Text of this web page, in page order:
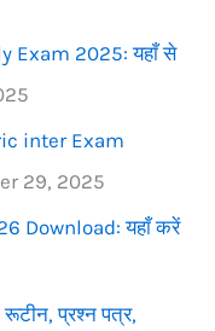
Exam 2025: यहाँ से
inter Exam
29, 2025
Download: यहाँ करें
प्रश्न पत्र,